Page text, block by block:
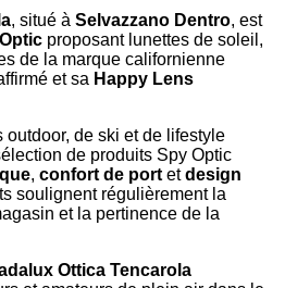
, situé à Selvazzano Dentro, est
proposant lunettes de soleil,
de la marque californienne
et sa Happy Lens
outdoor, de ski et de lifestyle
de produits Spy Optic
, confort de portetdesign
soulignent régulièrement la
et la pertinence de la
Ottica Tencarola